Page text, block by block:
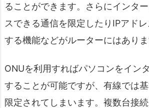
ることができます。さらにインタ
スできる通信を限定したりIPアド
する機能などがルーターにはありま
ONUを利用すればパソコンをイン
することが可能ですが、有線では
限定されてしまいます。複数台接